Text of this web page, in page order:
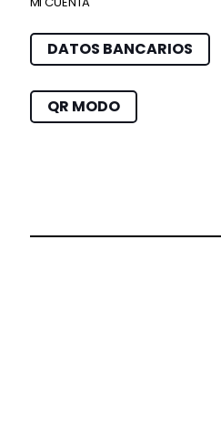
DATOS BANCARIOS
QR MODO